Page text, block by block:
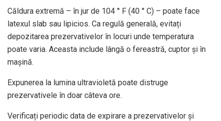
Căldura extremă – în jur de 104 ° F (40 ° C) – poate face
latexul slab sau lipicios. Ca regulă generală, evitați
depozitarea prezervativelor în locuri unde temperatura
poate varia. Aceasta include lângă o fereastră, cuptor și în
mașină.
Expunerea la lumina ultravioletă poate distruge
prezervativele în doar câteva ore.
Verificați periodic data de expirare a prezervativelor și